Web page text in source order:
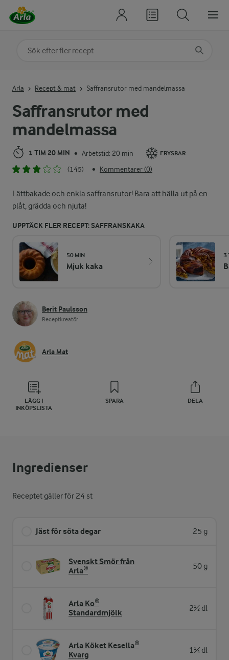
Saffransrutor med
mandelmassa
1 TIM 20 MIN • Arbetstid: 20 min FRYSBAR
(145) • Kommentarer (0)
Lättbakade och enkla saffransrutor! Bara att hälla ut på en
plåt, grädda och njuta!
UPPTÄCK FLER RECEPT: SAFFRANSKAKA
50 MIN
Mjuk kaka
3
Berit Paulsson
Receptkreatör
Arla Mat
LÄGG I
INKÖPSLISTA
SPARA DELA
Arla Recept & mat Saffransrutor med mandelmassa
Ingredienser
Receptet gäller för 24 st
Jäst för söta degar 25 g
Svenskt Smör från
Arla®
50 g
Arla Ko®
Standardmjölk
2½ dl
Arla Köket Kesella®
Kvarg
1¼ dl
Sök på kategori eller ingrediens